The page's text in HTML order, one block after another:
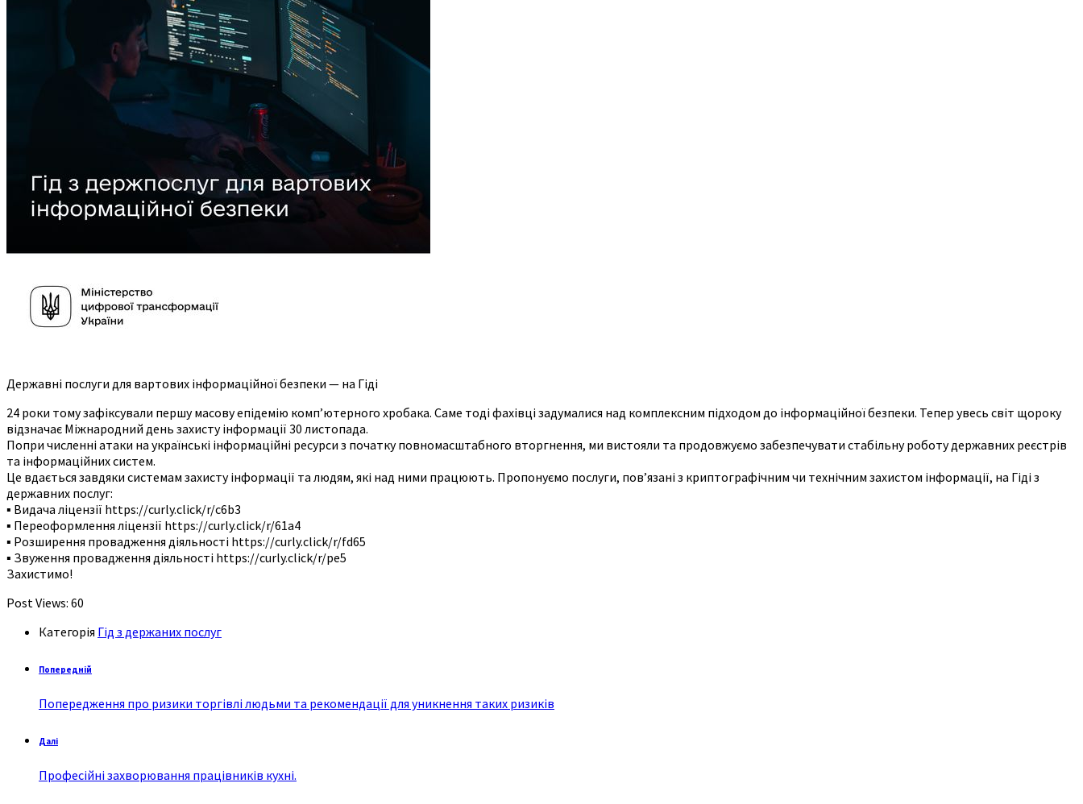
Державні послуги для вартових інформаційної безпеки — на Гіді
24 роки тому зафіксували першу масову епідемію комп’ютерного хробака. Саме тоді фахівці задумалися над комплексним підходом до інформаційної безпеки. Тепер увесь світ щороку
відзначає Міжнародний день захисту інформації 30 листопада.
Попри численні атаки на українські інформаційні ресурси з початку повномасштабного вторгнення, ми вистояли та продовжуємо забезпечувати стабільну роботу державних реєстрів
та інформаційних систем.
Це вдається завдяки системам захисту інформації та людям, які над ними працюють. Пропонуємо послуги, повʼязані з криптографічним чи технічним захистом інформації, на Гіді з
державних послуг:
▪️ Видача ліцензії https://curly.click/r/c6b3
▪️ Переоформлення ліцензії https://curly.click/r/61a4
▪️ Розширення провадження діяльності https://curly.click/r/fd65
▪️ Звуження провадження діяльності https://curly.click/r/pe5
Захистимо!
Post Views: 60
Категорія Гід з держаних послуг
Попередній
Попередження про ризики торгівлі людьми та рекомендації для уникнення таких ризиків
Далі
Професійні захворювання працівників кухні.